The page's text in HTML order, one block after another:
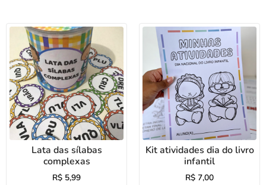
Lata das sílabas
complexas
R$ 5,99
Kit atividades dia do livro
infantil
R$ 7,00